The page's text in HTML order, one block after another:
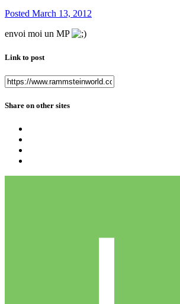
Posted March 13, 2012
envoi moi un MP
Link to post
Share on other sites